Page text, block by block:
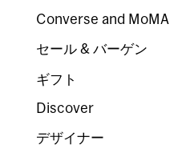
Converse and MoMA
セール & バーゲン
ギフト
Discover
デザイナー